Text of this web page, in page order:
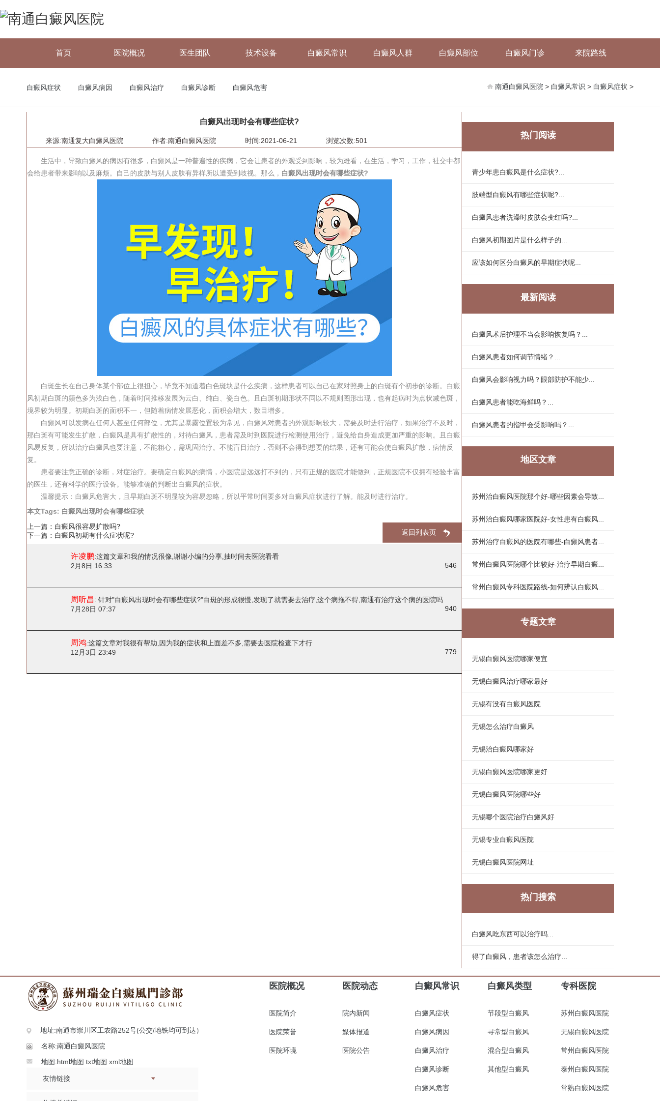
首页 医院概况 医生团队 技术设备 白癜风常识 白癜风人群 白癜风部位 白癜风门诊 来院路线
南通白癜风医院 > 白癜风常识 > 白癜风症状 >
白癜风症状 白癜风病因 白癜风治疗 白癜风诊断 白癜风危害
白癜风出现时会有哪些症状?
来源:南通复大白癜风医院 作者:南通白癜风医院 时间:2021-06-21 浏览次数:501
生活中，导致白癜风的病因有很多，白癜风是一种普遍性的疾病，它会让患者的外观受到影响，较为难看，在生活，学习，工作，社交中都
会给患者带来影响以及麻烦。自己的皮肤与别人皮肤有异样所以遭受到歧视。那么， 白癜风出现时会有哪些症状?
白斑生长在自己身体某个部位上很担心，毕竟不知道着白色斑块是什么疾病，这样患者可以自己在家对照身上的白斑有个初步的诊断。白癜
风初期白斑的颜色多为浅白色，随着时间推移发展为云白、纯白、瓷白色。且白斑初期形状不同以不规则图形出现，也有起病时为点状减色斑，
境界较为明显。初期白斑的面积不一，但随着病情发展恶化，面积会增大，数目增多。
白癜风可以发病在任何人甚至任何部位，尤其是暴露位置较为常见，白癜风对患者的外观影响较大，需要及时进行治疗，如果治疗不及时，
那白斑有可能发生扩散，白癜风是具有扩散性的，对待白癜风，患者需及时到医院进行检测使用治疗，避免给自身造成更加严重的影响。且白癜
风易反复，所以治疗白癜风也要注意，不能粗心，需巩固治疗。不能盲目治疗，否则不会得到想要的结果，还有可能会使白癜风扩散，病情反
复。
患者要注意正确的诊断，对症治疗。要确定白癜风的病情，小医院是远远打不到的，只有正规的医院才能做到，正规医院不仅拥有经验丰富
的医生，还有科学的医疗设备。能够准确的判断出白癜风的症状。
温馨提示：白癜风危害大，且早期白斑不明显较为容易忽略，所以平常时间要多对白癜风症状进行了解。能及时进行治疗。
本文Tags: 白癜风出现时会有哪些症状
上一篇： 白癜风很容易扩散吗?
下一篇： 白癜风初期有什么症状呢? 返回列表页
许凌鹏:这篇文章和我的情况很像,谢谢小编的分享,抽时间去医院看看
2月8日 16:33
546
周听昌: 针对"白癜风出现时会有哪些症状?"白斑的形成很慢,发现了就需要去治疗,这个病拖不得,南通有治疗这个病的医院吗
7月28日 07:37
940
周鸿:这篇文章对我很有帮助,因为我的症状和上面差不多,需要去医院检查下才行
12月3日 23:49
779
热门阅读
青少年患白癜风是什么症状?...
肢端型白癜风有哪些症状呢?...
白癜风患者洗澡时皮肤会变红吗?...
白癜风初期图片是什么样子的...
应该如何区分白癜风的早期症状呢...
最新阅读
白癜风术后护理不当会影响恢复吗？...
白癜风患者如何调节情绪？...
白癜风会影响视力吗？眼部防护不能少...
白癜风患者能吃海鲜吗？...
白癜风患者的指甲会受影响吗？...
地区文章
苏州治白癜风医院那个好-哪些因素会导致...
苏州治白癜风哪家医院好-女性患有白癜风...
苏州治疗白癜风的医院有哪些-白癜风患者...
常州白癜风医院哪个比较好-治疗早期白癜...
常州白癜风专科医院路线-如何辨认白癜风...
专题文章
无锡白癜风医院哪家便宜
无锡白癜风治疗哪家最好
无锡有没有白癜风医院
无锡怎么治疗白癜风
无锡治白癜风哪家好
无锡白癜风医院哪家更好
无锡白癜风医院哪些好
无锡哪个医院治疗白癜风好
无锡专业白癜风医院
无锡白癜风医院网址
热门搜索
白癜风吃东西可以治疗吗...
得了白癜风，患者该怎么治疗...
地址:南通市崇川区工农路252号(公交/地铁均可到达）
名称:南通白癜风医院
地图:html地图 txt地图 xml地图
友情链接
医院概况
医院简介
医院荣誉
医院环境
医院动态
院内新闻
媒体报道
医院公告
白癜风常识
白癜风症状
白癜风病因
白癜风治疗
白癜风诊断
白癜风危害
白癜风类型
节段型白癜风
寻常型白癜风
混合型白癜风
其他型白癜风
专科医院
苏州白癜风医院
无锡白癜风医院
常州白癜风医院
泰州白癜风医院
常熟白癜风医院